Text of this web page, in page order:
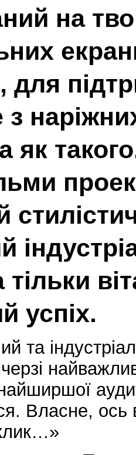
на
для
як
успіх.
та
Власне, ось